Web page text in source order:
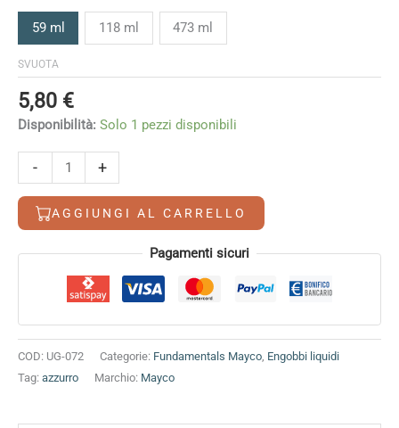
59 ml 118 ml 473 ml
SVUOTA
5,80 €
Disponibilità: Solo 1 pezzi disponibili
-
Wedgewood
Blue
quantità
+
AGGIUNGI AL CARRELLO
Alternative: Pagamenti sicuri
COD: UG-072 Categorie: Fundamentals Mayco Engobbi liquidi
Tag: azzurro Marchio: Mayco